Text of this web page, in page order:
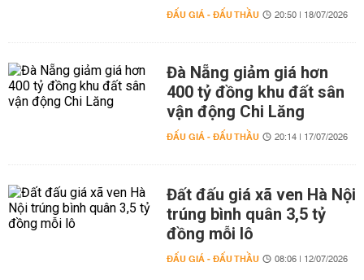
ĐẤU GIÁ - ĐẤU THẦU 20:50 | 18/07/2026
Đà Nẵng giảm giá hơn
400 tỷ đồng khu đất sân
vận động Chi Lăng
ĐẤU GIÁ - ĐẤU THẦU 20:14 | 17/07/2026
Đất đấu giá xã ven Hà Nội
trúng bình quân 3,5 tỷ
đồng mỗi lô
ĐẤU GIÁ - ĐẤU THẦU 08:06 | 12/07/2026